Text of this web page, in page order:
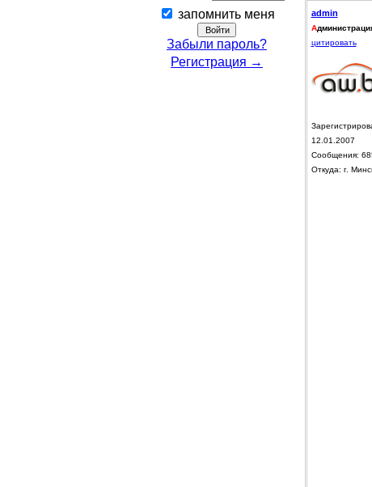
запомнить меня
Забыли пароль?
Регистрация →
admin
А
цитировать
12.01.2007
Сообщения:
Откуда: г.